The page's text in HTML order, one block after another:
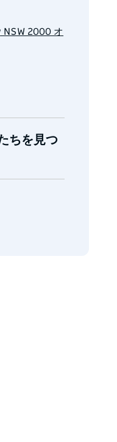
2000 オ
ちを見つ